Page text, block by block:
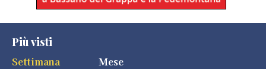
Più visti
Settimana
Mese